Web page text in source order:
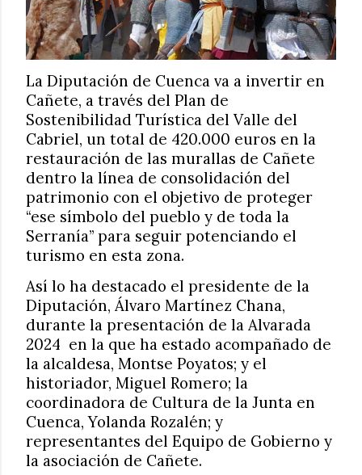
La Diputación de Cuenca va a invertir en
Cañete, a través del Plan de
Sostenibilidad Turística del Valle del
Cabriel, un total de 420.000 euros en la
restauración de las murallas de Cañete
dentro la línea de consolidación del
patrimonio con el objetivo de proteger
“ese símbolo del pueblo y de toda la
Serranía” para seguir potenciando el
turismo en esta zona.
Así lo ha destacado el presidente de la
Diputación, Álvaro Martínez Chana,
durante la presentación de la Alvarada
2024 en la que ha estado acompañado de
la alcaldesa, Montse Poyatos; y el
historiador, Miguel Romero; la
coordinadora de Cultura de la Junta en
Cuenca, Yolanda Rozalén; y
representantes del Equipo de Gobierno y
la asociación de Cañete.